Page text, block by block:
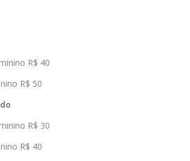
R$ 40
R$ 50
R$ 30
R$ 40